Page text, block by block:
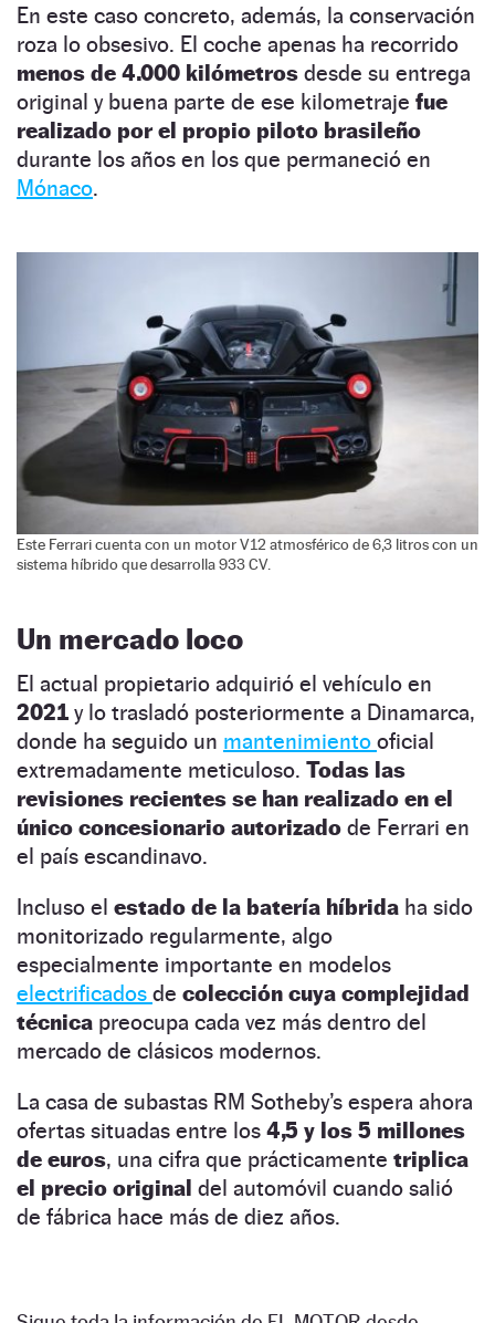
En este caso concreto, además, la conservación
roza lo obsesivo. El coche apenas ha recorrido
menos de 4.000 kilómetros desde su entrega
original y buena parte de ese kilometraje fue
realizado por el propio piloto brasileño
durante los años en los que permaneció en
Mónaco.
Este Ferrari cuenta con un motor V12 atmosférico de 6,3 litros con un
sistema híbrido que desarrolla 933 CV.
Un mercado loco
El actual propietario adquirió el vehículo en
2021 y lo trasladó posteriormente a Dinamarca,
donde ha seguido un mantenimiento oficial
extremadamente meticuloso. Todas las
revisiones recientes se han realizado en el
único concesionario autorizado de Ferrari en
el país escandinavo.
Incluso el estado de la batería híbrida ha sido
monitorizado regularmente, algo
especialmente importante en modelos
electrificados de colección cuya complejidad
técnica preocupa cada vez más dentro del
mercado de clásicos modernos.
La casa de subastas RM Sotheby’s espera ahora
ofertas situadas entre los 4,5 y los 5 millones
de euros, una cifra que prácticamente triplica
el precio original del automóvil cuando salió
de fábrica hace más de diez años.